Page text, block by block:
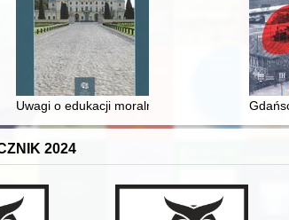
od średniowiecza do dziś
Uwagi o edukacji moralnej synów szlacheckich
2024